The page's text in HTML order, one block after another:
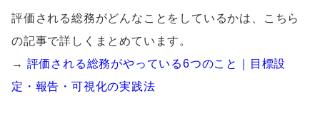
評価される総務がどんなことをしているかは、こちら
の記事で詳しくまとめています。
→ 評価される総務がやっている6つのこと｜目標設
定・報告・可視化の実践法